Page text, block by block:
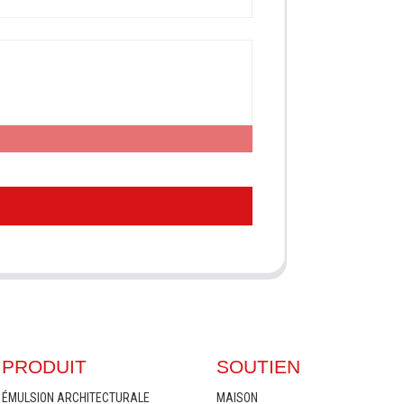
PRODUIT
ÉMULSION ARCHITECTURALE
SOUTIEN
MAISON